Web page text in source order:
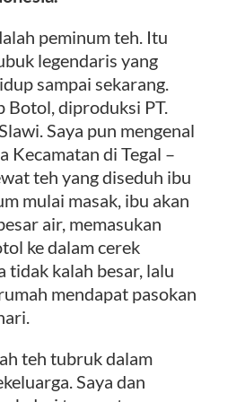
peminum teh. Itu
legendaris yang
sampai sekarang.
Botol, diproduksi PT.
Saya pun mengenal
Kecamatan di Tegal –
teh yang diseduh ibu
mulai masak, ibu akan
air, memasukan
ke dalam cerek
tidak kalah besar, lalu
mendapat pasokan
teh tubruk dalam
Saya dan